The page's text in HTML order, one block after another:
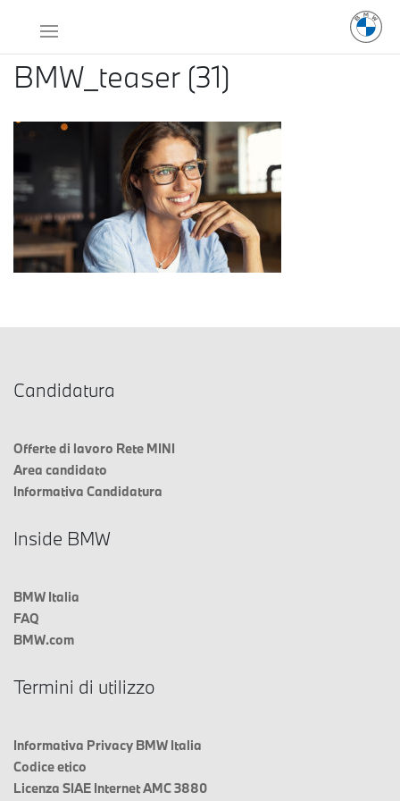
BMW_teaser (31)
Candidatura
Offerte di lavoro Rete MINI
Area candidato
Informativa Candidatura
Inside BMW
BMW Italia
FAQ
BMW.com
Termini di utilizzo
Informativa Privacy BMW Italia
Codice etico
Licenza SIAE Internet AMC 3880